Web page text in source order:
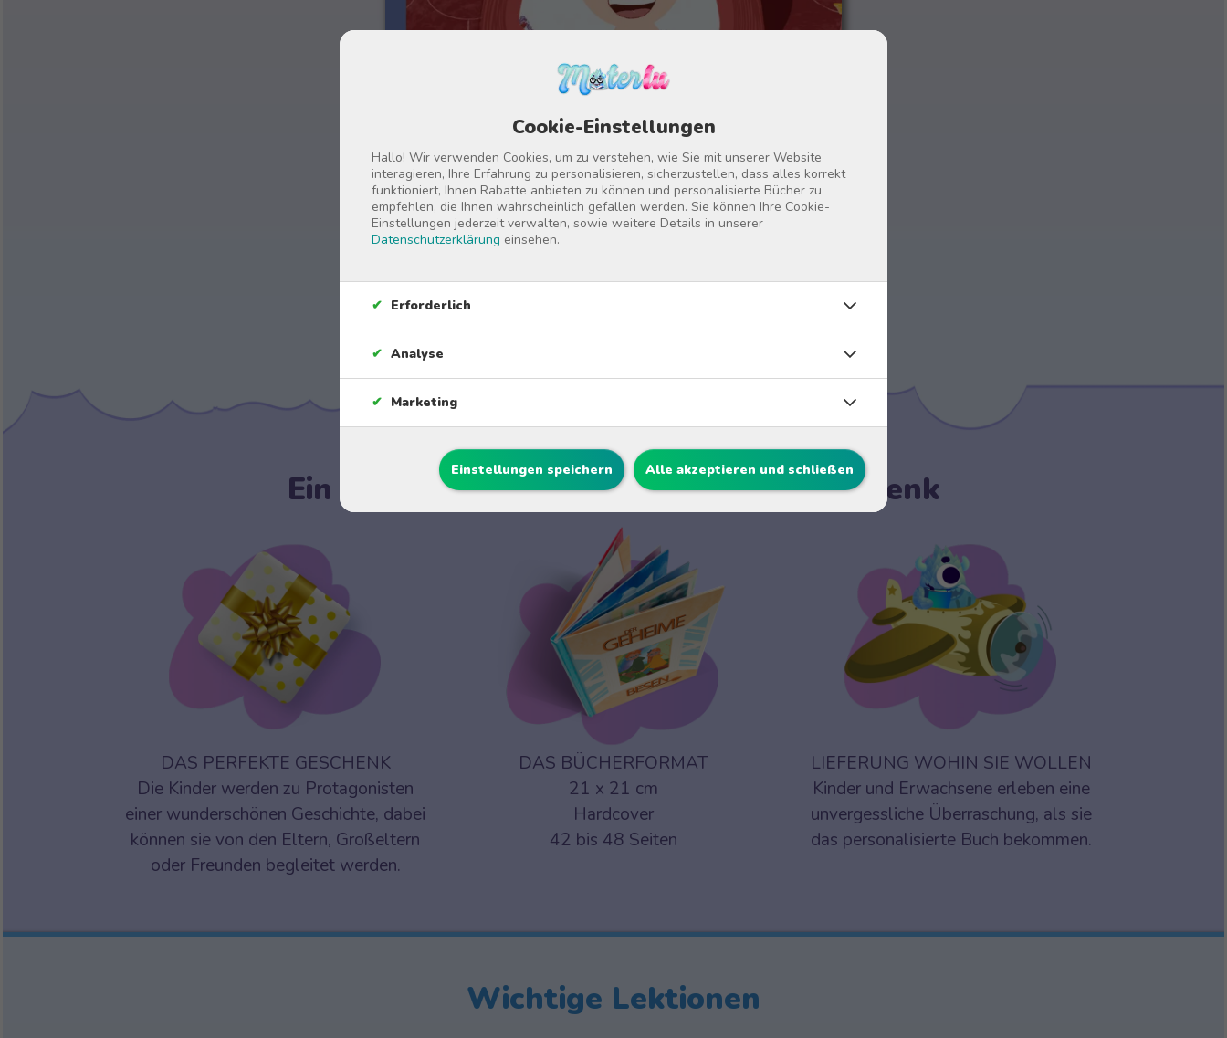
Cookie-Einstellungen
Hallo! Wir verwenden Cookies, um zu verstehen, wie Sie mit unserer Website
interagieren, Ihre Erfahrung zu personalisieren, sicherzustellen, dass alles korrekt
funktioniert, Ihnen Rabatte anbieten zu können und personalisierte Bücher zu
empfehlen, die Ihnen wahrscheinlich gefallen werden. Sie können Ihre Cookie-
Einstellungen jederzeit verwalten, sowie weitere Details in unserer
Datenschutzerklärung einsehen.
Erforderlich
✔
Analyse
✔
Marketing
✔
Einstellungen speichern Alle akzeptieren und schließen
Ein einzigartiges personalisiertes Geschenk
DAS PERFEKTE GESCHENK
Die Kinder werden zu Protagonisten
einer wunderschönen Geschichte, dabei
können sie von den Eltern, Großeltern
oder Freunden begleitet werden.
DAS BÜCHERFORMAT
21 x 21 cm
Hardcover
42 bis 48 Seiten
LIEFERUNG WOHIN SIE WOLLEN
Kinder und Erwachsene erleben eine
unvergessliche Überraschung, als sie
das personalisierte Buch bekommen.
Wichtige Lektionen